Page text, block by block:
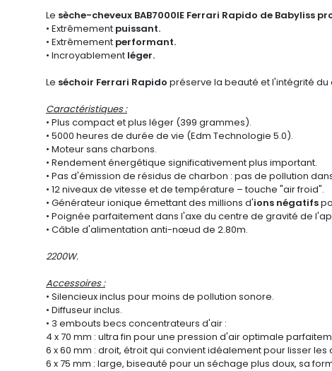
Le sèche-cheveux BAB7000IE Ferrari Rapido de Babyliss
• Extrêmement puissant.
• Extrêmement performant.
• Incroyablement léger.
Le séchoir Ferrari Rapido préserve la beauté et l'intégrité du
Caractéristiques :
• Plus compact et plus léger (399 grammes).
• 5000 heures de durée de vie (Edm Technologie 5.0).
• Moteur sans charbons.
• Rendement énergétique significativement plus important.
• Pas d'émission de résidus de charbon : pas de pollution
• 12 niveaux de vitesse et de température – touche "air froid".
• Générateur ionique émettant des millions d'ions négatifs
• Poignée parfaitement dans l'axe du centre de gravité de
• Câble d'alimentation anti-nœud de 2.80m.
2200W.
Accessoires :
• Silencieux inclus pour moins de pollution sonore.
• Diffuseur inclus.
• 3 embouts becs concentrateurs d'air :
4 x 70 mm : ultra fin pour une pression d'air optimale
6 x 60 mm : droit, étroit qui convient idéalement pour lisser
6 x 75 mm : large, biseauté pour un séchage plus doux, sa